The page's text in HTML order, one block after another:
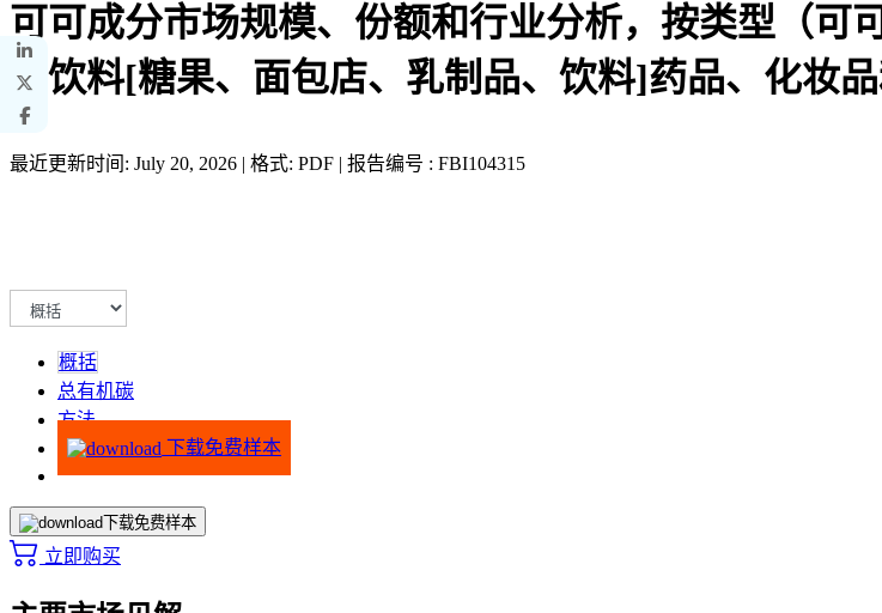
可可成分市场规模、份额和行业分析，按类型（可
和饮料[糖果、面包店、乳制品、饮料]药品、化妆
最近更新时间: July 20, 2026 | 格式: PDF | 报告编号 : FBI104315
概括
总有机碳
方法
下载免费样本
下载免费样本
立即购买